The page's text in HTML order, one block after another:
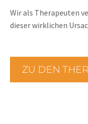
Wir als Therapeuten
dieser wirklichen
ZU DEN